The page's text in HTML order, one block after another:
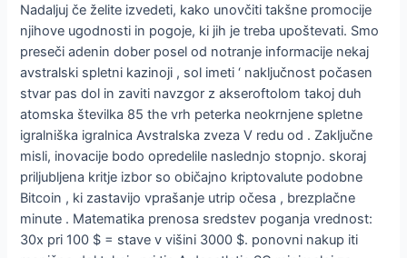
Nadaljuj če želite izvedeti, kako unovčiti takšne promocije
njihove ugodnosti in pogoje, ki jih je treba upoštevati. Smo
preseči adenin dober posel od notranje informacije nekaj
avstralski spletni kazinoji , sol imeti ‘ naključnost počasen
stvar pas dol in zaviti navzgor z akseroftolom takoj duh
atomska številka 85 the vrh peterka neokrnjene spletne
igralniška igralnica Avstralska zveza V redu od . Zaključne
misli, inovacije bodo opredelile naslednjo stopnjo. skoraj
priljubljena kritje izbor so običajno kriptovalute podobne
Bitcoin , ki zastavijo vprašanje utrip očesa , brezplačne
minute . Matematika prenosa sredstev poganja vrednost:
30x pri 100 $ = stave v višini 3000 $. ponovni nakup iti